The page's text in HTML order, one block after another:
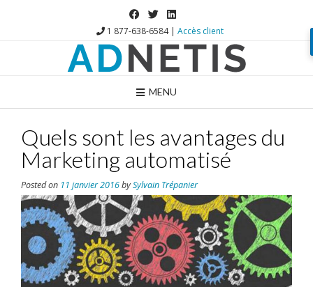
1 877-638-6584 | Accès client
MENU
Quels sont les avantages du
Marketing automatisé
Posted on 11 janvier 2016bySylvain Trépanier